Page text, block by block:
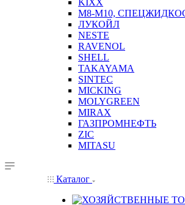
KIXX
М8-М10,
ЛУКОЙЛ
NESTE
RAVENOL
SHELL
TAKAYAMA
SINTEC
MICKING
MOLYGREEN
MIRAX
ГАЗПРОМНЕФТЬ
ZIC
MITASU
Каталог